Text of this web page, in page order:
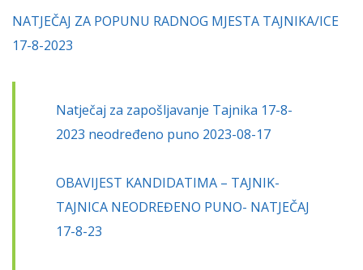
NATJEČAJ ZA POPUNU RADNOG MJESTA TAJNIKA/ICE
17-8-2023
Natječaj za zapošljavanje Tajnika 17-8-
2023 neodređeno puno 2023-08-17
OBAVIJEST KANDIDATIMA – TAJNIK-
TAJNICA NEODREĐENO PUNO- NATJEČAJ
17-8-23